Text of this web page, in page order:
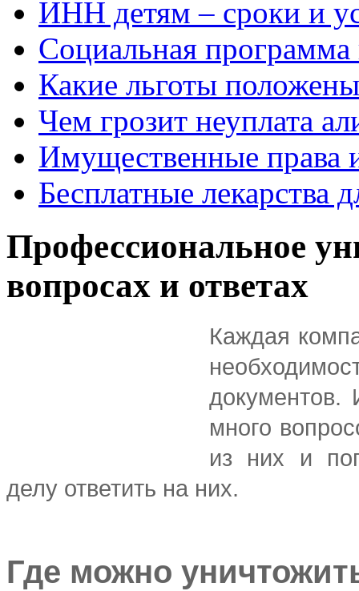
ИНН детям – сроки и
Социальная
Какие льготы
Чем грозит неуплата
Имущественные права
Бесплатные лекарства
Профессиональное
вопросах и ответах
Каждая
документов.
много
из них и
делу ответить на них.
Где можно